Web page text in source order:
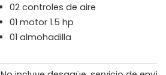
02 controles de aire
01 motor 1.5 hp
01 almohadilla